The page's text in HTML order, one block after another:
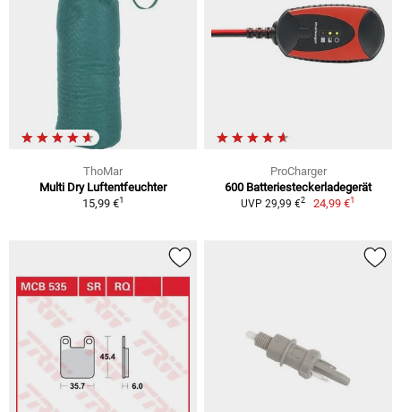
ThoMar
Multi Dry Luftentfeuchter
15,99 €1
ProCharger
600 Batteriesteckerladegerät
UVP 29,99 €2 24,99 €1